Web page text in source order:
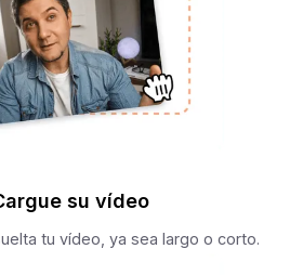
su vídeo
tu vídeo, ya sea largo o corto.